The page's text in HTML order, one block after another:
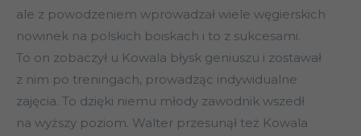
ale z powodzeniem wprowadzał wiele węgierskich
nowinek na polskich boiskach i to z sukcesami.
To on zobaczył u Kowala błysk geniuszu i zostawał
z nim po treningach, prowadząc indywidualne
zajęcia. To dzięki niemu młody zawodnik wszedł
na wyższy poziom. Walter przesunął też Kowala